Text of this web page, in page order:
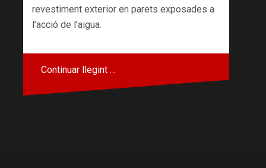
revestiment exterior en parets exposades a
l’acció de l’aigua.
Continuar llegint …